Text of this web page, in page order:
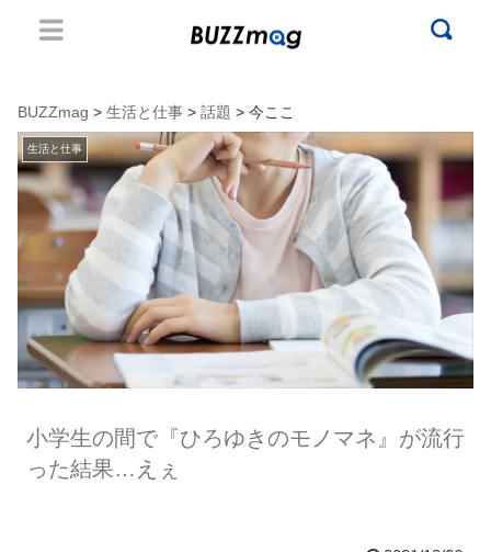
BUZZmag > 生活と仕事 > 話題 > 今ここ
生活と仕事
小学生の間で『ひろゆきのモノマネ』が流行
った結果…えぇ